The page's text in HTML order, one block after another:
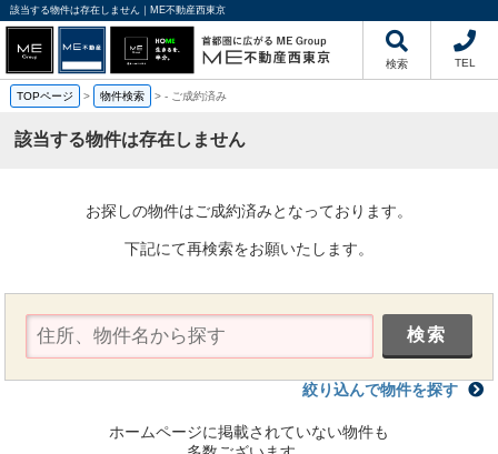
該当する物件は存在しません｜ME不動産西東京
検索 TEL
TOPページ > 物件検索 >- ご成約済み
該当する物件は存在しません
お探しの物件はご成約済みとなっております。
下記にて再検索をお願いたします。
絞り込んで物件を探す
ホームページに掲載されていない物件も